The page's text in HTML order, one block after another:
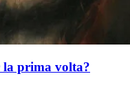
la prima volta?